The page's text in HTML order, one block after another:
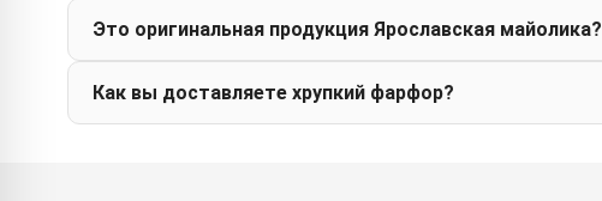
Это оригинальная продукция Ярославская майолика?
Как вы доставляете хрупкий фарфор?